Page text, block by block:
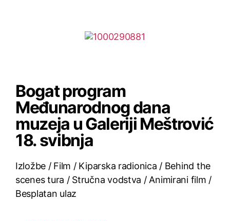
Bogat program
Međunarodnog dana
muzeja u Galeriji Meštrović
18. svibnja
Izložbe / Film / Kiparska radionica / Behind the
scenes tura / Stručna vodstva / Animirani film /
Besplatan ulaz